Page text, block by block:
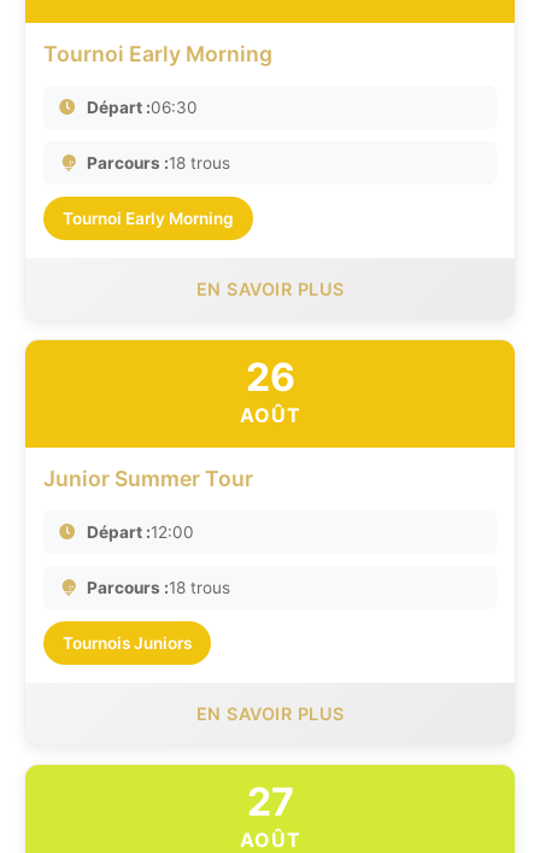
Tournoi Early Morning
Départ :06:30
Parcours :18 trous
Tournoi Early Morning
EN SAVOIR PLUS
26
AOÛT
Junior Summer Tour
Départ :12:00
Parcours :18 trous
Tournois Juniors
EN SAVOIR PLUS
27
AOÛT